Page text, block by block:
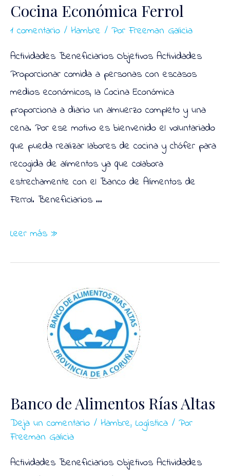
Cocina Económica Ferrol
1 comentario / Hambre / Por Freeman Galicia
Actividades Beneficiarios Objetivos Actividades
Proporcionar comida a personas con escasos
medios económicos, la Cocina Económica
proporciona a diario un almuerzo completo y una
cena. Por ese motivo es bienvenido el voluntariado
que pueda realizar labores de cocina y chófer para
recogida de alimentos ya que colabora
estrechamente con el Banco de Alimentos de
Ferrol. Beneficiarios …
Cocina
Leer más »
Banco de Alimentos Rías Altas
Deja un comentario / Hambre, Logística / Por
Freeman Galicia
Actividades Beneficiarios Objetivos Actividades